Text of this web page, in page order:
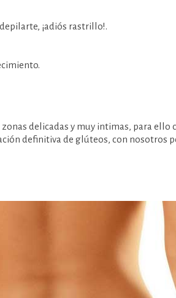
¡adiós rastrillo!.
delicadas y muy intimas, para
definitiva de glúteos, con nosotros